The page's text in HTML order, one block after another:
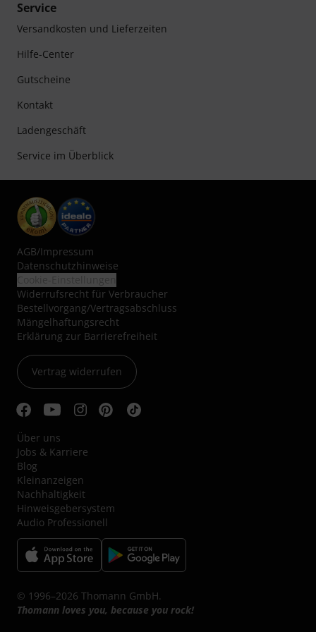
Service
Versandkosten und Lieferzeiten
Hilfe-Center
Gutscheine
Kontakt
Ladengeschäft
Service im Überblick
AGB/Impressum
Datenschutzhinweise
Widerrufsrecht für Verbraucher
Bestellvorgang/Vertragsabschluss
Mängelhaftungsrecht
Erklärung zur Barrierefreiheit
Vertrag widerrufen
Über uns
Jobs & Karriere
Blog
Kleinanzeigen
Nachhaltigkeit
Hinweisgebersystem
Audio Professionell
© 1996–2026 Thomann GmbH.
Thomann loves you, because you rock!